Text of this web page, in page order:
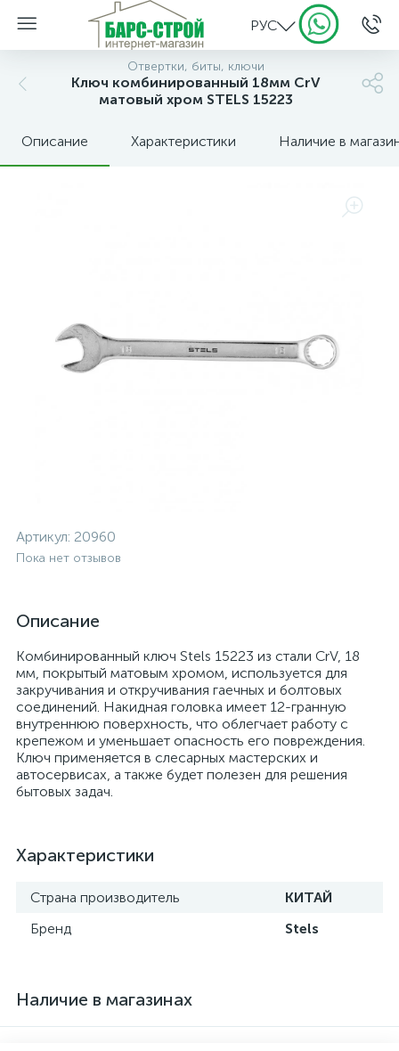
РУС
Отвертки, биты, ключи
Ключ комбинированный 18мм CrV
матовый хром STELS 15223
Описание Характеристики Наличие в
Артикул: 20960
Пока нет отзывов
Описание
Комбинированный ключ Stels 15223 из стали CrV, 18
мм, покрытый матовым хромом, используется для
закручивания и откручивания гаечных и болтовых
соединений. Накидная головка имеет 12-гранную
внутреннюю поверхность, что облегчает работу с
крепежом и уменьшает опасность его повреждения.
Ключ применяется в слесарных мастерских и
автосервисах, а также будет полезен для решения
бытовых задач.
Характеристики
Страна производитель
КИТАЙ
Бренд
Stels
Наличие в магазинах